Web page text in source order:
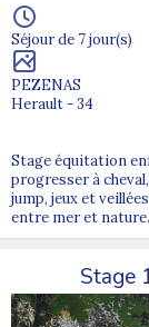
Séjour de 7 jour(s)
PEZENAS
Herault - 34
Stage équitation
progresser à
jump, jeux et
entre mer et nature.
Stage